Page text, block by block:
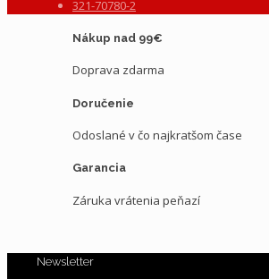
321-70780-2
Nákup nad 99€
Doprava zdarma
Doručenie
Odoslané v čo najkratšom čase
Garancia
Záruka vrátenia peňazí
Newsletter